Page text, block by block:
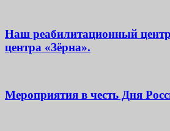
Наш реабилитационный
центра «Зёрна».
Мероприятия в честь Дня